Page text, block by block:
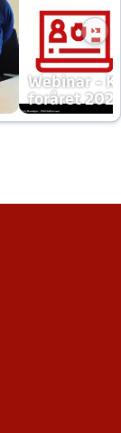
Webinar -
foråret